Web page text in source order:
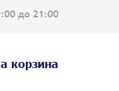
до 21:00
корзина